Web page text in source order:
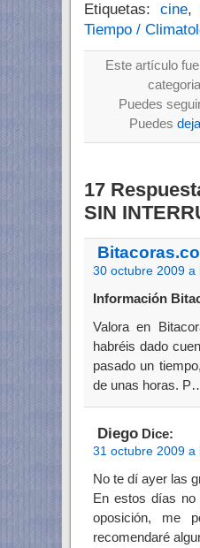
Etiquetas: cine
Tiempo /
Este artículo
Puedes
Puedes
17
SIN
30 octubre 2009 a
Información
Valora en
habréis dado
pasado un
de unas horas.
Diego Dice:
31 octubre 2009 a
No te dí ayer las
En estos días no
oposición, me
recomendaré